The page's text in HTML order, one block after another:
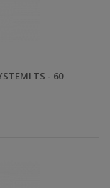
TS - 60